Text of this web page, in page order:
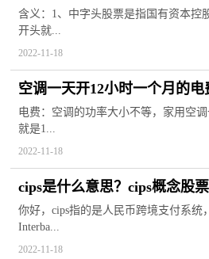
司？
含义：1、中字头股票是指国有资本控
开头就...
2022-11-18
空调一天开12小时一个月的电
庭电费阶梯价格表
电费：空调的功率大小不等，家用空
就是1...
2022-11-18
cips是什么意思？cips概念股
你好，cips指的是人民币跨境支付系统
Interba...
2022-11-18